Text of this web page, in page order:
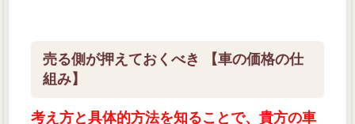
売る側が押えておくべき 【車の価格の仕
組み】
考え方と具体的方法を知ることで、貴方の車